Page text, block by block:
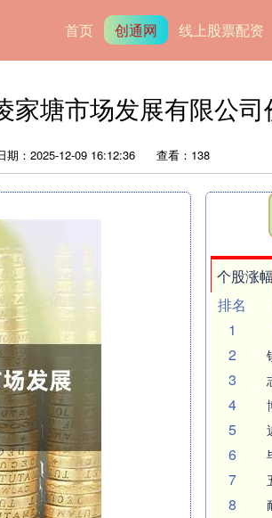
首页 创通网 线上股票配资
塘市场发展有限公司
期：2025-12-09 16:12:36 查看：138
个股涨幅
排名
1
2
3
4
5
6
7
8